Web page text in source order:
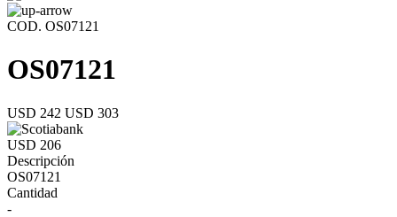
COD. OS07121
OS07121
USD 242 USD 303
USD 206
Descripción
OS07121
Cantidad
-